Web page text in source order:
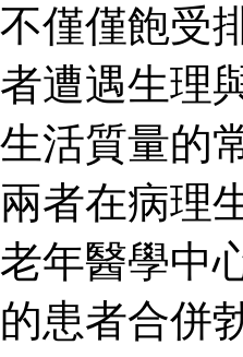
不僅僅飽受
者遭遇生理
生活質量的
兩者在病理
老年醫學中
的患者合併